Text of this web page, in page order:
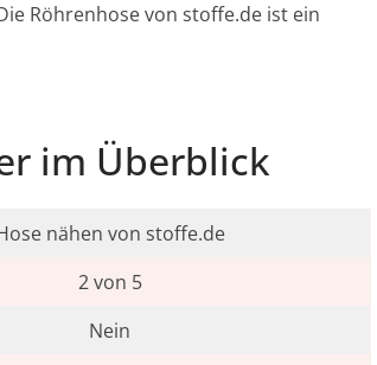
Röhrenhose von stoffe.de ist ein
im Überblick
nähen von stoffe.de
2 von 5
Nein